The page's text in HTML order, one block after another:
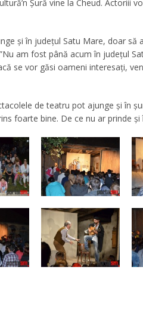
Șură vine la Cheud. Actoriii
și în județul Satu Mare, doar să
am fost până acum în județul
se vor găsi oameni interesați,
de teatru pot ajunge și în
foarte bine. De ce nu ar prinde